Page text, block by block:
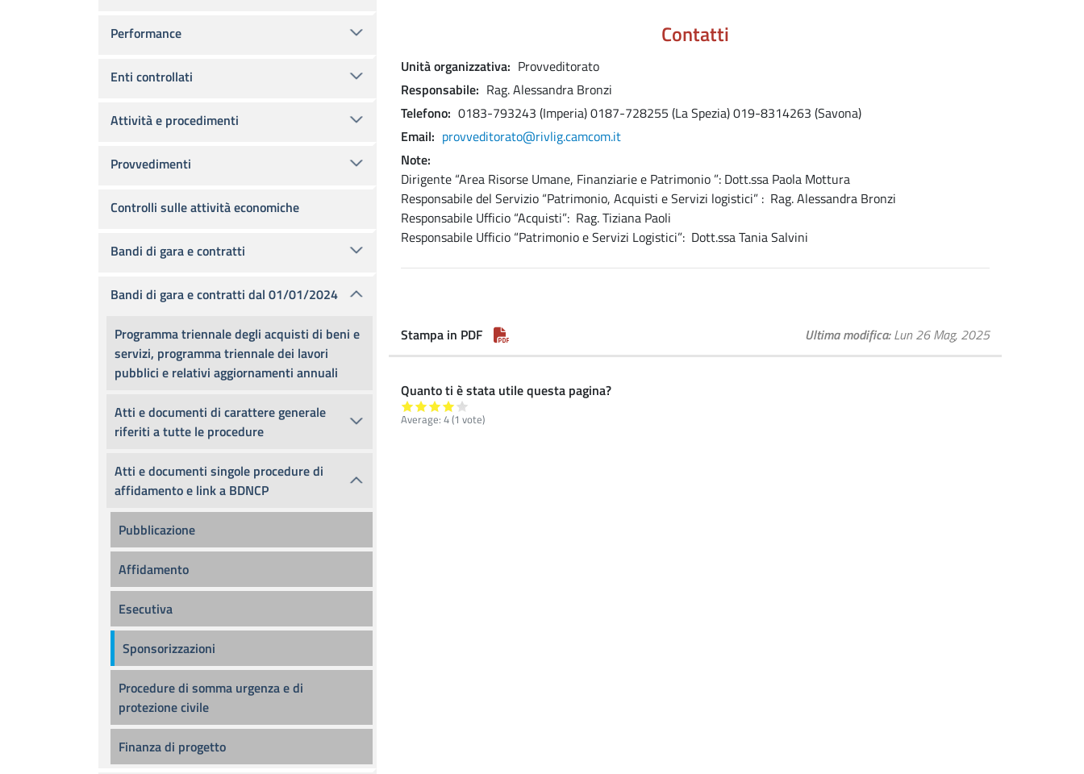
Contatti
Unità organizzativa Provveditorato
Responsabile Rag. Alessandra Bronzi
Telefono 0183-793243 (Imperia)0187-728255 (La Spezia)019-8314263 (Savona)
Email
provveditorato@rivlig.camcom.it
Note
Dirigente “Area Risorse Umane, Finanziarie e Patrimonio ”: Dott.ssa Paola Mottura
Responsabile del Servizio “Patrimonio, Acquisti e Servizi logistici” : Rag. Alessandra Bronzi
Responsabile Ufficio “Acquisti”: Rag. Tiziana Paoli
Responsabile Ufficio “Patrimonio e Servizi Logistici”: Dott.ssa Tania Salvini
Stampa in PDF Ultima modifica Lun 26 Mag, 2025
Quanto ti è stata utile questa pagina?
Average: 4(1 vote)
Performance
Enti controllati
Attività e procedimenti
Provvedimenti
Controlli sulle attività economiche
Bandi di gara e contratti
Bandi di gara e contratti dal 01/01/2024
Programma triennale degli acquisti di beni e
servizi, programma triennale dei lavori
pubblici e relativi aggiornamenti annuali
Atti e documenti di carattere generale
riferiti a tutte le procedure
Atti e documenti singole procedure di
affidamento e link a BDNCP
Pubblicazione
Affidamento
Esecutiva
Sponsorizzazioni
Procedure di somma urgenza e di
protezione civile
Finanza di progetto